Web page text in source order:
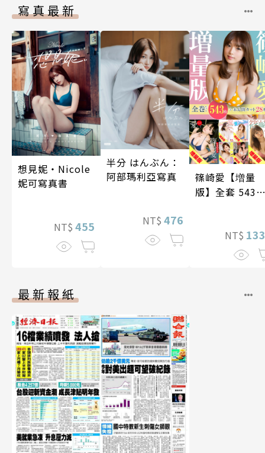
寫真最新
想見妮‧Nicole
妮可寫真書
NT$ 455
半分 はんぶん：
阿部瑪利亞寫真
NT$ 476
篠崎愛【増量
版】全套 543
NT$
最新報紙